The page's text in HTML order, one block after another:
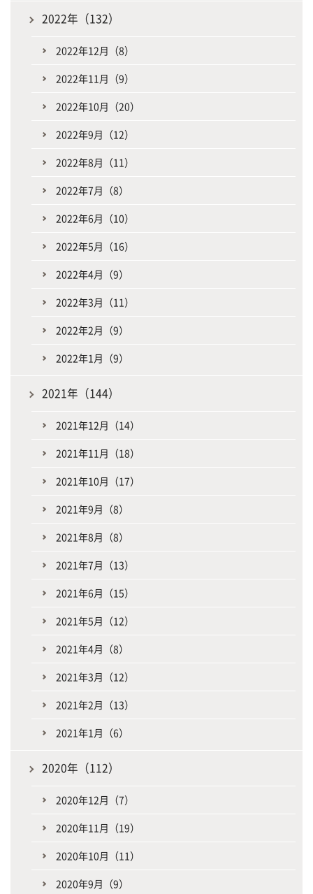
2022年（132）
2022年12月（8）
2022年11月（9）
2022年10月（20）
2022年9月（12）
2022年8月（11）
2022年7月（8）
2022年6月（10）
2022年5月（16）
2022年4月（9）
2022年3月（11）
2022年2月（9）
2022年1月（9）
2021年（144）
2021年12月（14）
2021年11月（18）
2021年10月（17）
2021年9月（8）
2021年8月（8）
2021年7月（13）
2021年6月（15）
2021年5月（12）
2021年4月（8）
2021年3月（12）
2021年2月（13）
2021年1月（6）
2020年（112）
2020年12月（7）
2020年11月（19）
2020年10月（11）
2020年9月（9）